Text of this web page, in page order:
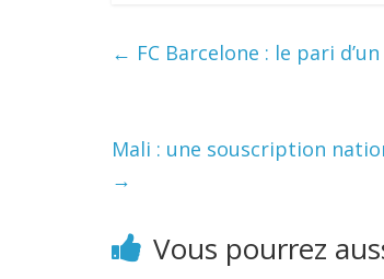
← FC Barcelone : le pari
Mali : une souscription
→
Vous pourrez